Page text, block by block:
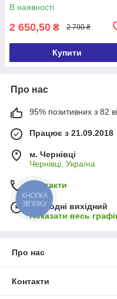
В наявності
2 650,50 ₴ 2 790 ₴
Купити
Про нас
95% позитивних з 82
Працює з 21.09.2018
м. Чернівці
Чернівці, Україна
Контакти
Сьогодні вихідний
Показати весь
Про нас
Контакти
КНОПКА
ЗВ'ЯЗКУ